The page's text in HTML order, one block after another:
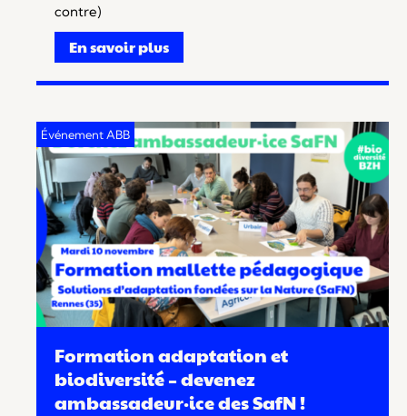
contre)
En savoir plus
Formation adaptation et
biodiversité – devenez
ambassadeur·ice des SafN !